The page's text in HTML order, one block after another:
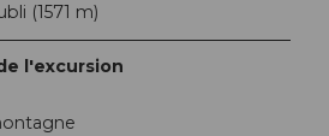
(1571 m)
l'excursion